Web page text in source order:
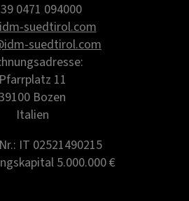
0471 094000
suedtirol.com
suedtirol.com
Pfarrplatz 11
Bozen
Italien
IT 02521490215
5.000.000 €